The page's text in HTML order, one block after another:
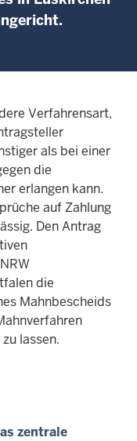
Verfahrensart,
als bei einer
die
erlangen kann.
auf Zahlung
Den Antrag
die
Mahnbescheids
lassen.
zentrale